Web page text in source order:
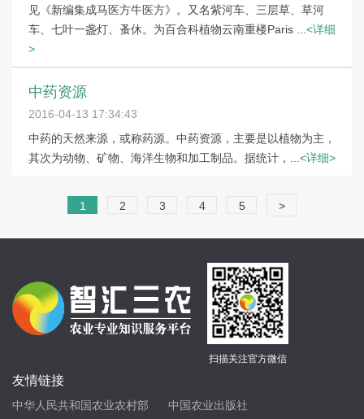
见《新编集成马医方牛医方》。又名紫河车、三层草、草河
车、七叶一盏灯、蚤休。为百合科植物云南重楼Paris ... <详细
>
中药资源
2016-04-13 17:34:43
中药的天然来源，或称药源。中药资源，主要是以植物为主，
其次为动物、矿物、海洋生物和加工制品。据统计，... <详细>
1 2 3 4 5 >
扫描关注官方微信
友情链接
中华人民共和国农业农村部
中国农业出版社